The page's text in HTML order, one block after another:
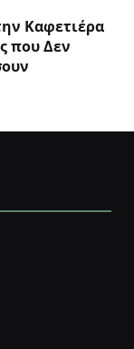
Καφετιέρα
που Δεν